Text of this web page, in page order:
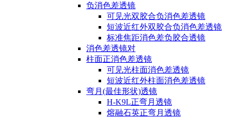
负消色差透镜
可见光双胶合负消色差透镜
短波近红外双胶合负消色差透镜
标准焦距消色差负胶合透镜
消色差透镜对
柱面正消色差透镜
可见光柱面消色差透镜
短波近红外柱面消色差透镜
弯月(最佳形状)透镜
H-K9L正弯月透镜
熔融石英正弯月透镜